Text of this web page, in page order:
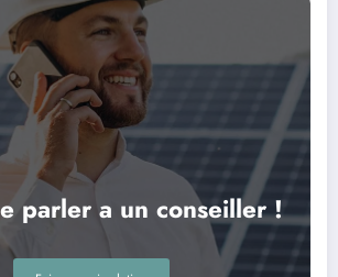
parler a un conseiller !